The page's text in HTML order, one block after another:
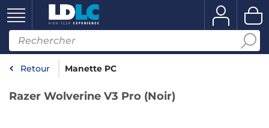
Retour Manette PC
Razer Wolverine V3 Pro (Noir)